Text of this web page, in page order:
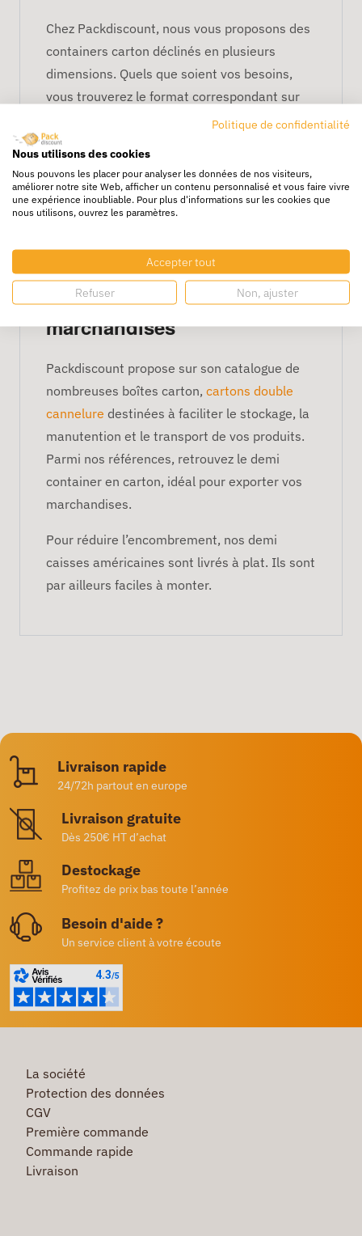
Chez Packdiscount, nous vous proposons des
containers carton déclinés en plusieurs
dimensions. Quels que soient vos besoins,
vous trouverez le format correspondant sur
notre catalogue. Retrouvez sur le site des
containers de 118 x 78 x 40 cm jusqu’à 118 x
aux côtes intérieures.
Achat demi container carton
au meilleur prix :
Packdiscount votre
fournisseur en caisse
américaine pour l'export des
marchandises
Packdiscount propose sur son catalogue de
nombreuses boîtes carton, cartons double
cannelure destinées à faciliter le stockage, la
manutention et le transport de vos produits.
Parmi nos références, retrouvez le demi
container en carton, idéal pour exporter vos
marchandises.
Pour réduire l’encombrement, nos demi
caisses américaines sont livrés à plat. Ils sont
par ailleurs faciles à monter.
Livraison rapide
24/72h partout en europe
Livraison gratuite
Dès 250€ HT d’achat
Destockage
Profitez de prix bas toute l’année
Besoin d'aide ?
Un service client à votre écoute
La société
Protection des données
CGV
Première commande
Commande rapide
Livraison
Politique de confidentialité
Nous utilisons des cookies
Nous pouvons les placer pour analyser les données de nos visiteurs,
améliorer notre site Web, afficher un contenu personnalisé et vous faire vivre
une expérience inoubliable. Pour plus d'informations sur les cookies que
nous utilisons, ouvrez les paramètres.
Accepter tout
Refuser Non, ajuster